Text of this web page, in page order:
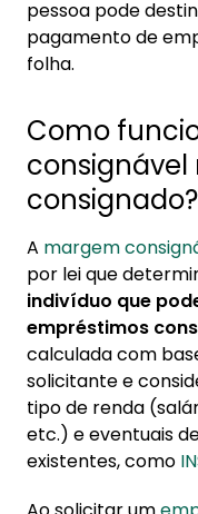
3. Por que é
consignável?
consignável
pessoa pode
pagamento de
folha.
Como
consignado?
A margem
por lei que
indivíduo que
empréstimos
calculada com
solicitante e
tipo de renda
etc.) e eventuais
existentes, como